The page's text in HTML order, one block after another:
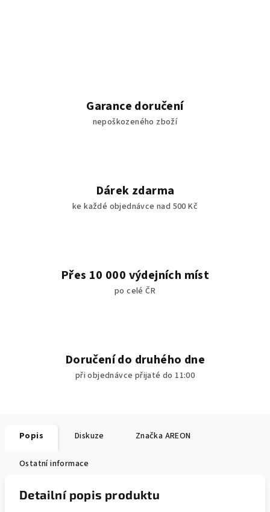
Garance doručení
nepoškozeného zboží
Dárek zdarma
ke každé objednávce nad 500 Kč
Přes 10 000 výdejních míst
po celé ČR
Doručení do druhého dne
při objednávce přijaté do 11:00
Popis Diskuze Značka AREON
Ostatní informace
Detailní popis produktu